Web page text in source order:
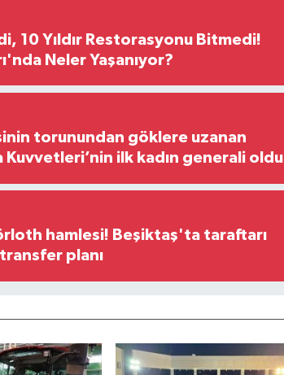
10 Yıldır Restorasyonu Bitmedi!
Neler Yaşanıyor?
torunundan göklere uzanan
Kuvvetleri’nin ilk kadın generali oldu
hamlesi! Beşiktaş'ta taraftarı
planı